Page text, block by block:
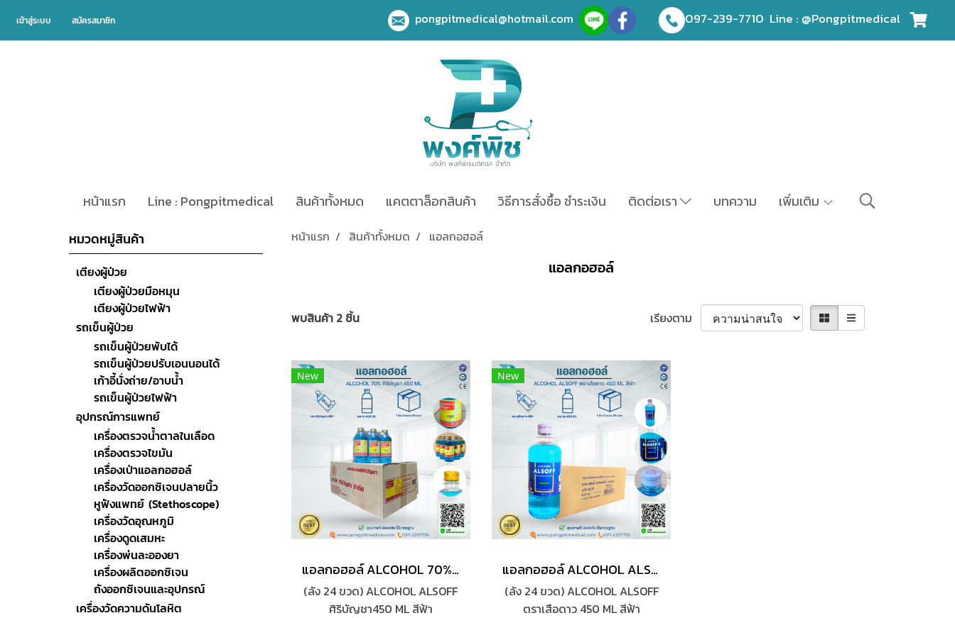
เข้าสู่ระบบ สมัครสมาชิก pongpitmedical@hotmail.com 097-239-7710 Line : @Pongpitmedical
หน้าแรก Line : Pongpitmedical สินค้าทั้งหมด แคตตาล็อกสินค้า วิธีการสั่งซื้อ ชำระเงิน ติดต่อเรา บทความ เพิ่มเติม
หน้าแรก สินค้าทั้งหมด แอลกอฮอล์
แอลกอฮอล์
พบสินค้า 2 ชิ้น เรียงตาม
New
แอลกอฮอล์ ALCOHOL 70% ศิริบัญชา 450 ML
(ลัง 24 ขวด) ALCOHOL ALSOFF
ศิริบัญชา450 ML สีฟ้า
New
แอลกอฮอล์ ALCOHOL ALSOFF ตราเสือดาว 450 ML สีฟ้า
(ลัง 24 ขวด) ALCOHOL ALSOFF
ตราเสือดาว 450 ML สีฟ้า
หมวดหมู่สินค้า
เตียงผู้ป่วย
เตียงผู้ป่วยมือหมุน
เตียงผู้ป่วยไฟฟ้า
รถเข็นผู้ป่วย
รถเข็นผู้ป่วยพับได้
รถเข็นผู้ป่วยปรับเอนนอนได้
เก้าอี้นั่งถ่าย/อาบน้ำ
รถเข็นผู้ป่วยไฟฟ้า
อุปกรณ์การแพทย์
เครื่องตรวจน้ำตาลในเลือด
เครื่องตรวจไขมัน
เครื่องเป่าแอลกอฮอล์
เครื่องวัดออกซิเจนปลายนิ้ว
หูฟังแพทย์ (Stethoscope)
เครื่องวัดอุณหภูมิ
เครื่องดูดเสมหะ
เครื่องพ่นละอองยา
เครื่องผลิตออกซิเจน
ถังออกซิเจนและอุปกรณ์
เครื่องวัดความดันโลหิต